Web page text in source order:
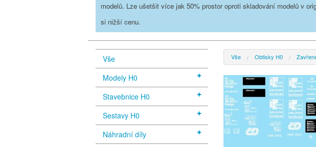
modelů. Lze ušetšit více jak 50% prostor oproti skladování modelů v
si nižší cenu.
Vše
Modely H0
Stavebnice H0
Sestavy H0
Náhradní díly
Vše Obtisky H0